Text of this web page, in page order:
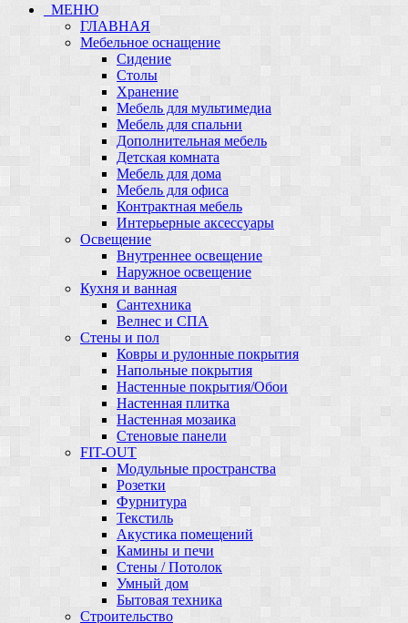
МЕНЮ
ГЛАВНАЯ
Мебельное оснащение
Сидение
Столы
Хранение
Мебель для мультимедиа
Мебель для спальни
Дополнительная мебель
Детская комната
Мебель для дома
Мебель для офиса
Контрактная мебель
Интерьерные аксессуары
Освещение
Внутреннее освещение
Наружное освещение
Кухня и ванная
Сантехника
Велнес и СПА
Стены и пол
Ковры и рулонные покрытия
Напольные покрытия
Настенные покрытия/Обои
Настенная плитка
Настенная мозаика
Стеновые панели
FIT-OUT
Модульные пространства
Розетки
Фурнитура
Текстиль
Акустика помещений
Камины и печи
Стены / Потолок
Умный дом
Бытовая техника
Строительство